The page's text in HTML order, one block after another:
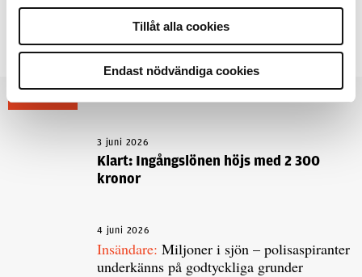
Tillåt alla cookies
Endast nödvändiga cookies
Dela artikel: Facebook X E-post
3 juni 2026
Klart: Ingångslönen höjs med 2 300
kronor
4 juni 2026
Insändare: Miljoner i sjön – polisaspiranter
underkänns på godtyckliga grunder